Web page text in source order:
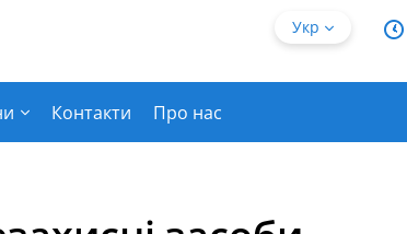
Укр
Контакти Про нас